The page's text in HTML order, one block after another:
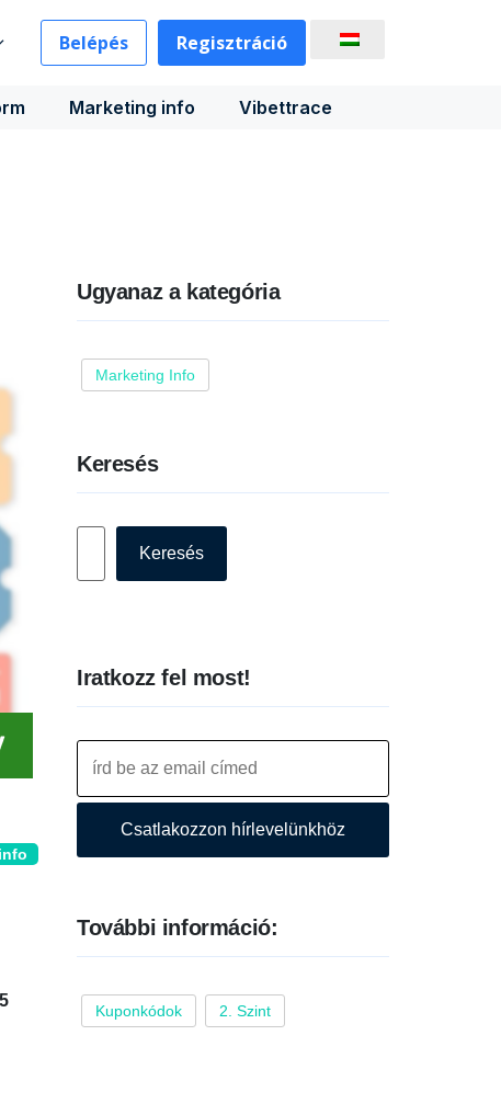
Belépés Regisztráció
Marketing info Vibettrace
Ugyanaz a kategória
Marketing Info
Keresés
Keresés
Iratkozz fel most!
Csatlakozzon hírlevelünkhöz
További információ:
Kuponkódok 2. Szint